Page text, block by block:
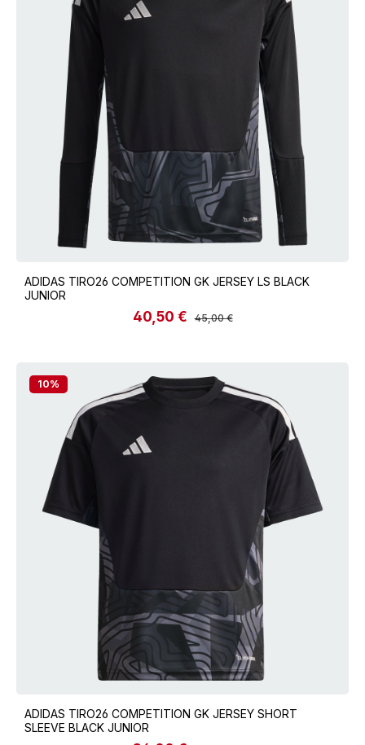
ADIDAS TIRO26 COMPETITION GK JERSEY LS BLACK
JUNIOR
Verkaufspreis:
40,50 € Regulärer Preis:
45,00 €
10%
ADIDAS TIRO26 COMPETITION GK JERSEY SHORT
SLEEVE BLACK JUNIOR